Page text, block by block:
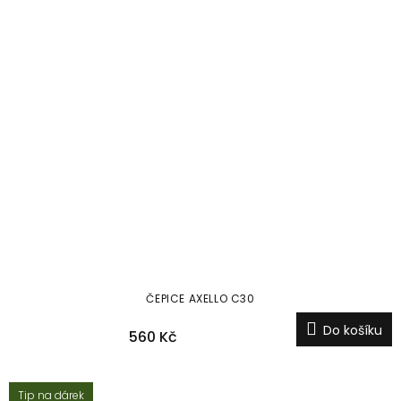
ČEPICE AXELLO C30
560 Kč Do košíku
Tip na dárek